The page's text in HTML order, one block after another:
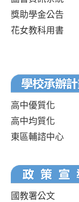
獎助學金公告
花女教科用書
高中優質化
高中均質化
東區輔諮中心
國教署公文